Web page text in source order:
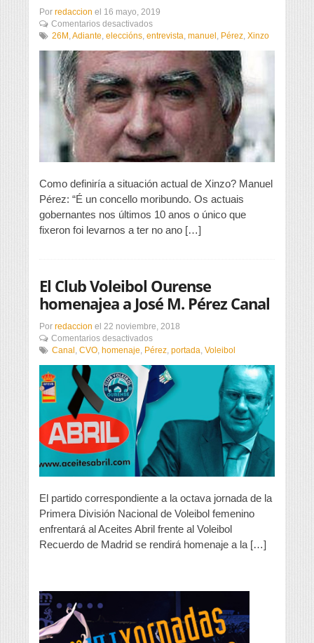
Por redaccion el 16 mayo, 2019
Comentarios desactivadosen
“Cremos
Xinzo
debe
ter
polígono
industrial
propio”
26M Adiante eleccións entrevista manuel Pérez Xinzo
Como definiría a situación actual de Xinzo? Manuel
Pérez: “É un concello moribundo. Os actuais
gobernantes nos últimos 10 anos o único que
fixeron foi levarnos a ter no ano […]
El Club Voleibol Ourense
homenajea a José M. Pérez Canal
Por redaccion el 22 noviembre, 2018
Comentarios desactivadosen
El
Voleibol
Ourense
homenajea
a
José
M.
Pérez
Canal
Canal CVO homenaje Pérez portada Voleibol
El partido correspondiente a la octava jornada de la
Primera División Nacional de Voleibol femenino
enfrentará al Aceites Abril frente al Voleibol
Recuerdo de Madrid se rendirá homenaje a la […]